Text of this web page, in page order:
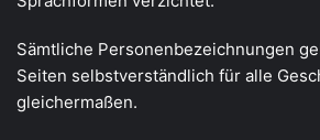
Sämtliche Personenbezeichnungen
Seiten selbstverständlich für alle
gleichermaßen.